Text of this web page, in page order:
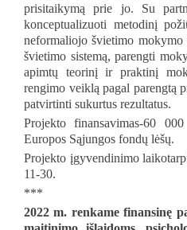
prisitaikymą prie jo. Su
konceptualizuoti metodinį
neformaliojo švietimo
švietimo sistemą, parengti
apimtų teorinį ir praktinį
rengimo veiklą pagal parengtą
patvirtinti sukurtus rezultatus.
Projekto finansavimas-60
Europos Sąjungos fondų lėšų.
Projekto įgyvendinimo
11-30.
***
2022 m. renkame finansinę